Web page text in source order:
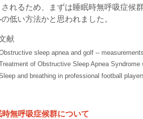
れるため、まずは睡眠時無呼吸症候
低い方法かと思われました。
献
sleep apnea and golf --
of Obstructive Sleep Apnea
and breathing in professional football
時無呼吸症候群について